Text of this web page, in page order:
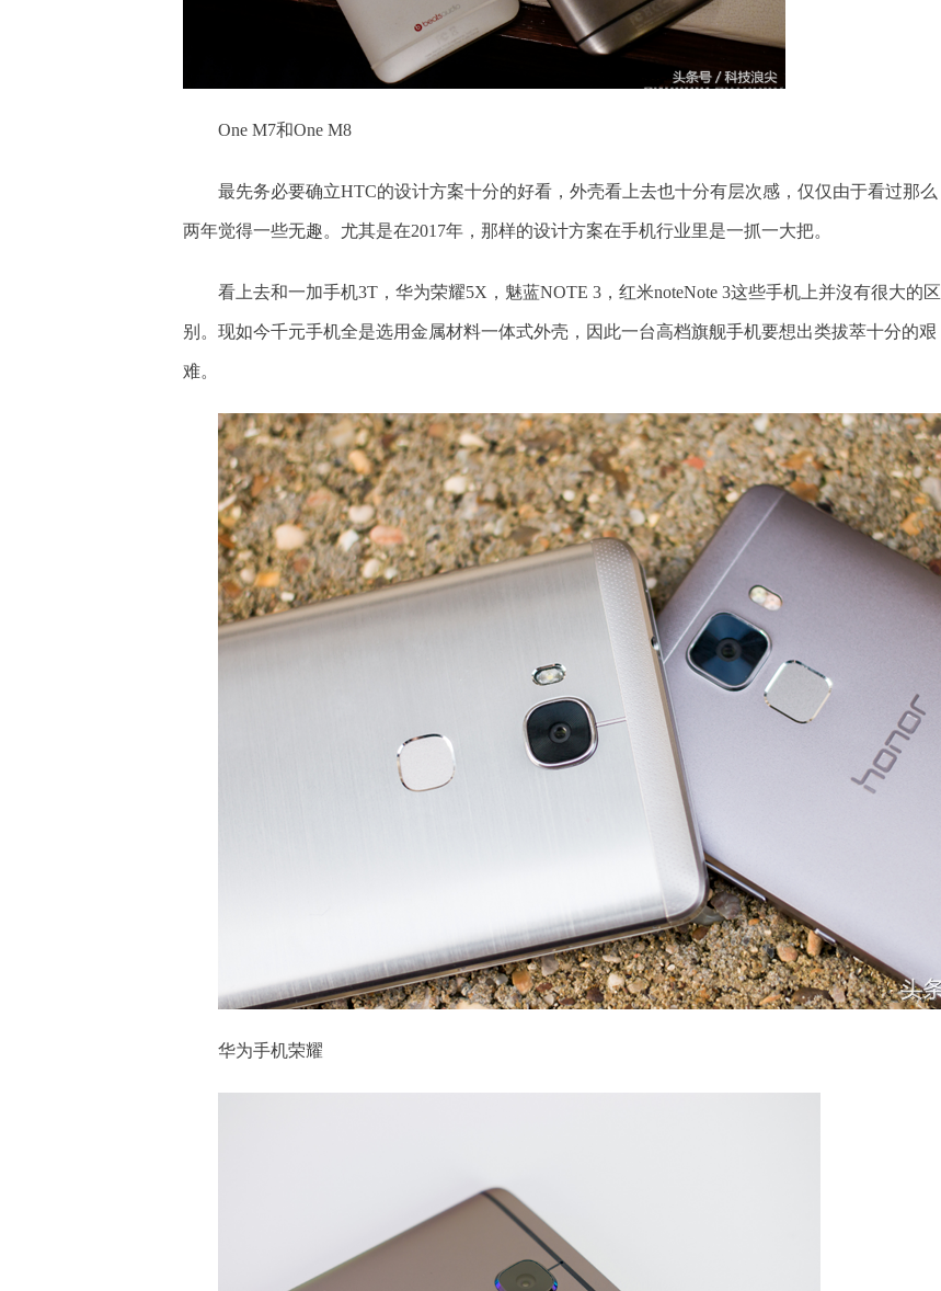
One M7和One M8
最先务必要确立HTC的设计方案十分的好看，外壳看上去也十分有层次感，仅仅由于看过那么
两年觉得一些无趣。尤其是在2017年，那样的设计方案在手机行业里是一抓一大把。
看上去和一加手机3T，华为荣耀5X，魅蓝NOTE 3，红米noteNote 3这些手机上并沒有很大的区
别。现如今千元手机全是选用金属材料一体式外壳，因此一台高档旗舰手机要想出类拔萃十分的艰
难。
华为手机荣耀